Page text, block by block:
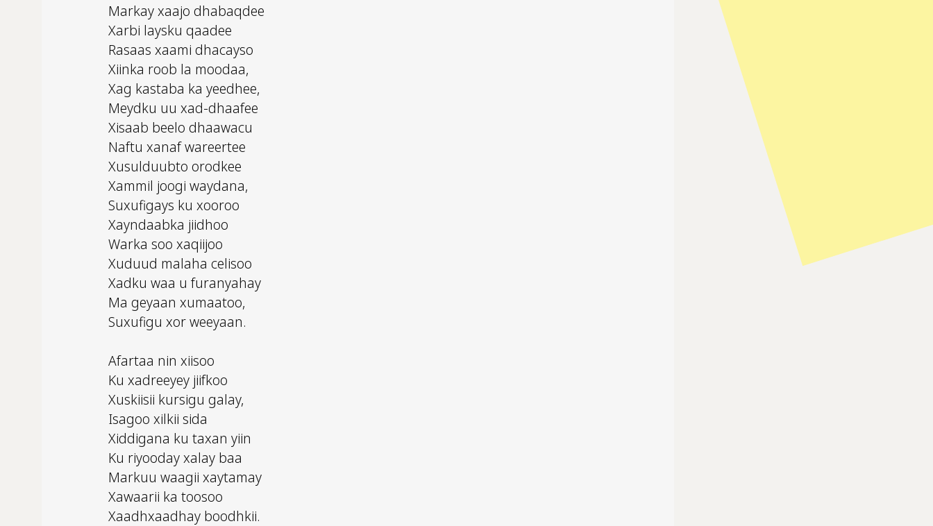
Markay xaajo dhabaqdee
Xarbi laysku qaadee
Rasaas xaami dhacayso
Xiinka roob la moodaa,
Xag kastaba ka yeedhee,
Meydku uu xad-dhaafee
Xisaab beelo dhaawacu
Naftu xanaf wareertee
Xusulduubto orodkee
Xammil joogi waydana,
Suxufigays ku xooroo
Xayndaabka jiidhoo
Warka soo xaqiijoo
Xuduud malaha celisoo
Xadku waa u furanyahay
Ma geyaan xumaatoo,
Suxufigu xor weeyaan.
Afartaa nin xiisoo
Ku xadreeyey jiifkoo
Xuskiisii kursigu galay,
Isagoo xilkii sida
Xiddigana ku taxan yiin
Ku riyooday xalay baa
Markuu waagii xaytamay
Xawaarii ka toosoo
Xaadhxaadhay boodhkii.